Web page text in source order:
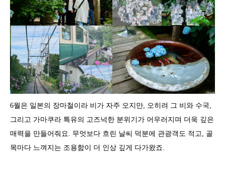
6월은 일본의 장마철이라 비가 자주 오지만, 오히려 그 비와 수국,
그리고 가마쿠라 특유의 고즈넉한 분위기가 어우러지며 더욱 깊은
매력을 만들어줘요. 무엇보다 흐린 날씨 덕분에 관광객도 적고, 골
목마다 느껴지는 조용함이 더 인상 깊게 다가왔죠.